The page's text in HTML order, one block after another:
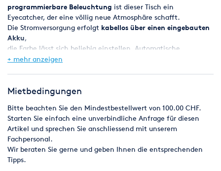
programmierbare Beleuchtung ist dieser Tisch ein
Eyecatcher, der eine völlig neue Atmosphäre schafft.
Die Stromversorgung erfolgt kabellos über einen eingebauten
Akku,
die Farbe lässt sich beliebig einstellen. Automatische
Farbverläufesind programmierbar.
Technische Daten:
Durchmesser = 70 cm
Gewicht: ca. 16 kg
Farbe: nach Wunsch programmierbar
+ mehr anzeigen
Mietbedingungen
Bitte beachten Sie den Mindestbestellwert von 100.00 CHF.
Starten Sie einfach eine unverbindliche Anfrage für diesen
Artikel und sprechen Sie anschliessend mit unserem
Fachpersonal.
Wir beraten Sie gerne und geben Ihnen die entsprechenden
Tipps.